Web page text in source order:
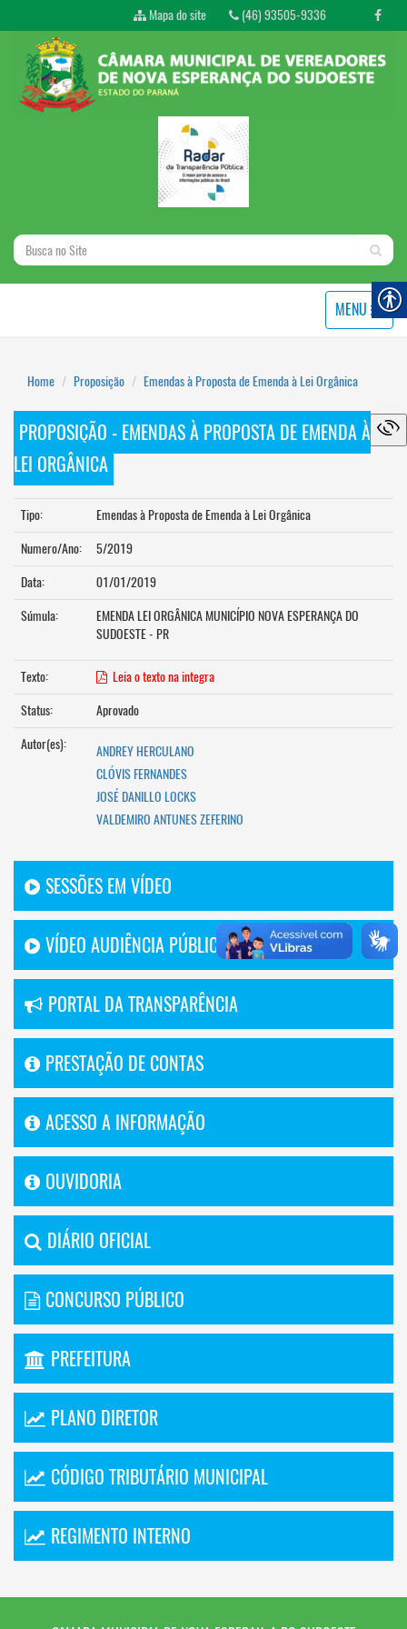
Mapa do site (46) 93505-9336
MENU
Home Proposição Emendas à Proposta de Emenda à Lei Orgânica
PROPOSIÇÃO - EMENDAS À PROPOSTA DE EMENDA À
LEI ORGÂNICA
Tipo:
Emendas à Proposta de Emenda à Lei Orgânica
Numero/Ano:
5/2019
Data:
01/01/2019
Súmula:
EMENDA LEI ORGÂNICA MUNICÍPIO NOVA ESPERANÇA DO
SUDOESTE - PR
Texto:
Leia o texto na integra
Status:
Aprovado
Autor(es):
ANDREY HERCULANO
CLÓVIS FERNANDES
JOSÉ DANILLO LOCKS
VALDEMIRO ANTUNES ZEFERINO
SESSÕES EM VÍDEO
VÍDEO AUDIÊNCIA PÚBLICA
PORTAL DA TRANSPARÊNCIA
PRESTAÇÃO DE CONTAS
ACESSO A INFORMAÇÃO
OUVIDORIA
DIÁRIO OFICIAL
CONCURSO PÚBLICO
PREFEITURA
PLANO DIRETOR
CÓDIGO TRIBUTÁRIO MUNICIPAL
REGIMENTO INTERNO